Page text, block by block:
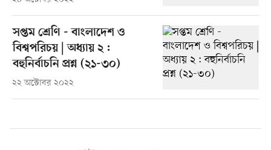
সপ্তম শ্রেণি - বাংলাদেশ ও
বিশ্বপরিচয় | অধ্যায় ২ :
বহুনির্বাচনি প্রশ্ন (২১-৩০)
২২ অক্টোবর ২০২২